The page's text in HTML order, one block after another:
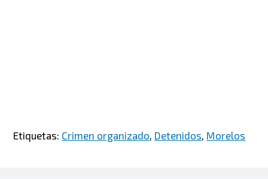
Etiquetas: Crimen organizado Detenidos Morelos